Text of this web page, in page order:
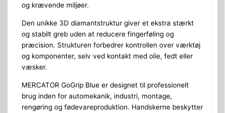
og krævende miljøer.
Den unikke 3D diamantstruktur giver et ekstra stærkt
og stabilt greb uden at reducere fingerføling og
præcision. Strukturen forbedrer kontrollen over værktøj
og komponenter, selv ved kontakt med olie, fedt eller
væsker.
MERCATOR GoGrip Blue er designet til professionelt
brug inden for automekanik, industri, montage,
rengøring og fødevareproduktion. Handskerne beskytter